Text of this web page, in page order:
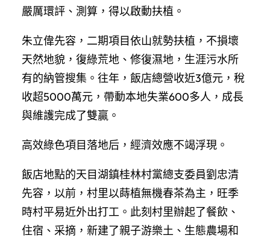
嚴厲環評、測算，得以啟動扶植。
朱立偉先容，二期項目依山就勢扶植，不損壞
天然地貌，復綠荒地、修復濕地，生涯污水所
有的納管搜集。往年，飯店總營收近3億元，稅
收超5000萬元，帶動本地失業600多人，成長
與維護完成了雙贏。
高效綠色項目落地后，經濟效應不竭浮現。
飯店地點的天目湖鎮桂林村黨總支委員劉忠清
先容，以前，村里以蒔植無機春茶為主，旺季
時村平易近外出打工。此刻村里辦起了餐飲、
住宿、采摘，新建了親子游樂土、生態農場和